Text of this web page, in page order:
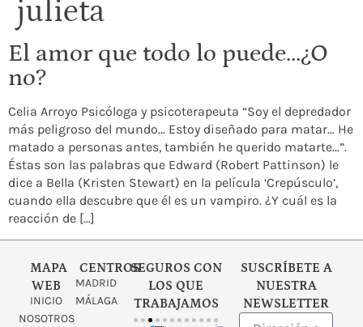
julieta
El amor que todo lo puede…¿O
no?
Celia Arroyo Psicóloga y psicoterapeuta “Soy el depredador
más peligroso del mundo… Estoy diseñado para matar… He
matado a personas antes, también he querido matarte…”.
Éstas son las palabras que Edward (Robert Pattinson) le
dice a Bella (Kristen Stewart) en la película ‘Crepúsculo’,
cuando ella descubre que él es un vampiro. ¿Y cuál es la
reacción de […]
MAPA
WEB
INICIO
NOSOTROS
CENTROS
MADRID
MÁLAGA
SEGUROS CON
LOS QUE
TRABAJAMOS
SUSCRÍBETE A
NUESTRA
NEWSLETTER